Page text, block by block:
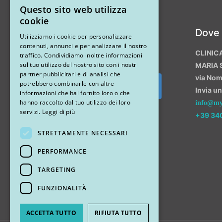
Instagram
Segui su Instagram
MARIA
via
Invia
+39
Questo sito web utilizza
cookie
Utilizziamo i cookie per personalizzare
contenuti, annunci e per analizzare il nostro
traffico. Condividiamo inoltre informazioni
sul tuo utilizzo del nostro sito con i nostri
partner pubblicitari e di analisi che
potrebbero combinarle con altre
informazioni che hai fornito loro o che
hanno raccolto dal tuo utilizzo dei loro
servizi. Leggi di più
STRETTAMENTE NECESSARI
PERFORMANCE
TARGETING
FUNZIONALITÀ
ACCETTA TUTTO RIFIUTA TUTTO